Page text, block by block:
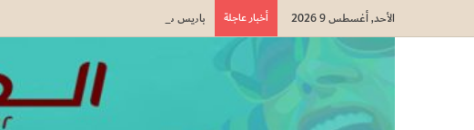
الأحد, أغسطس 9 2026 أخبار عاجلة باريس سان جيرمان يتعادل مع مانشستر